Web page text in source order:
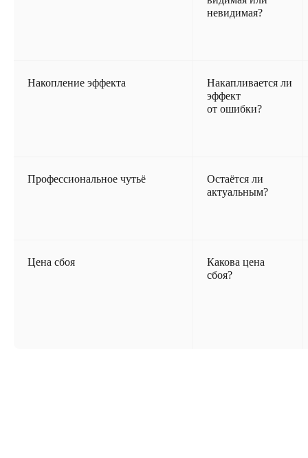
невидимая?
Накопление эффекта
Накапливается ли
эффект
от ошибки?
Профессиональное чутьё
Остаётся ли
актуальным?
Цена сбоя
Какова цена
сбоя?